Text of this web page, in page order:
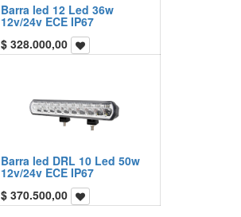
Barra led 12 Led 36w
12v/24v ECE IP67
$ 328.000,00
Barra led DRL 10 Led 50w
12v/24v ECE IP67
$ 370.500,00